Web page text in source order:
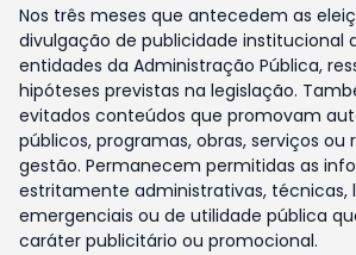
Nos três meses que antecedem as
divulgação de publicidade institucional
entidades da Administração Pública,
hipóteses previstas na legislação.
evitados conteúdos que promovam
públicos, programas, obras, serviços ou
gestão. Permanecem permitidas as
estritamente administrativas, técnicas,
emergenciais ou de utilidade pública
caráter publicitário ou promocional.